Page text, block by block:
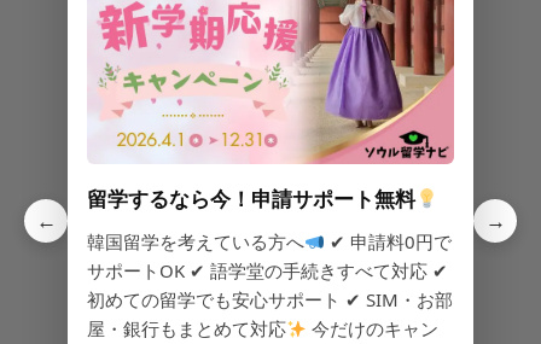
炊飯器 IHコンロ 食器類
ご飯
洗濯機 乾燥機
←
留学するなら今！申請サポート無料
韓国留学を考えている方へ
✔ 申請料0円で
サポートOK ✔ 語学堂の手続きすべて対応 ✔
初めての留学でも安心サポート ✔ SIM・お部
屋・銀行もまとめて対応
今だけのキャン
→